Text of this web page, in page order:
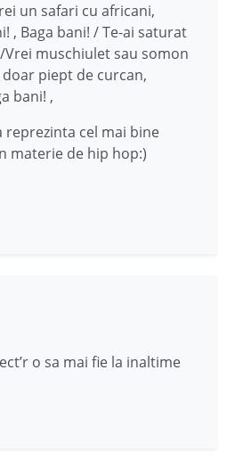
un safari cu africani,
, Baga bani! / Te-ai saturat
muschiulet sau somon
piept de curcan,
bani! ,
reprezinta cel mai bine
materie de hip hop:)
o sa mai fie la inaltime